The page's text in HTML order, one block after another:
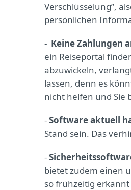
Verschlüsselung”,
persönlichen
- Keine Zahlungen
ein Reiseportal
abzuwickeln,
lassen, denn es
nicht helfen und Sie
-Software aktuell
Stand sein. Das
-
bietet zudem einen
so frühzeitig